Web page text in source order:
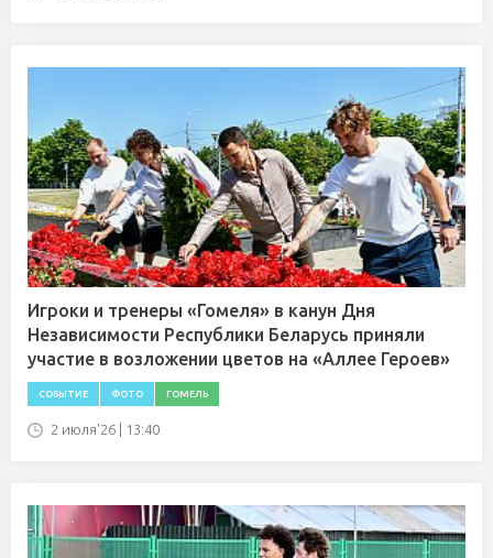
Игроки и тренеры «Гомеля» в канун Дня
Независимости Республики Беларусь приняли
участие в возложении цветов на «Аллее Героев»
СОБЫТИЕ ФОТО ГОМЕЛЬ
2 июля'26 | 13:40